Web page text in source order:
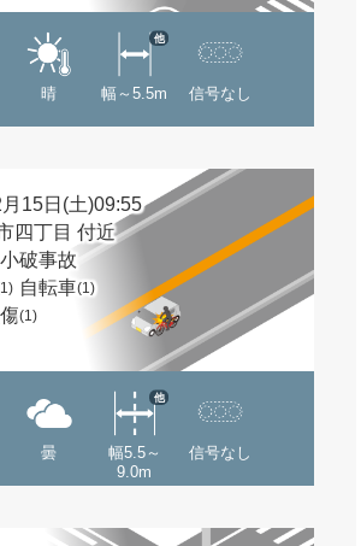
晴 幅～5.5m
他
信号なし
15日(土)09:55
四丁目 付近
破事故
自転車(1)
(1)
曇
幅5.5～
9.0m
他
信号なし